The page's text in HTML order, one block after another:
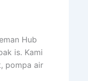
Hub
is. Kami
pompa air